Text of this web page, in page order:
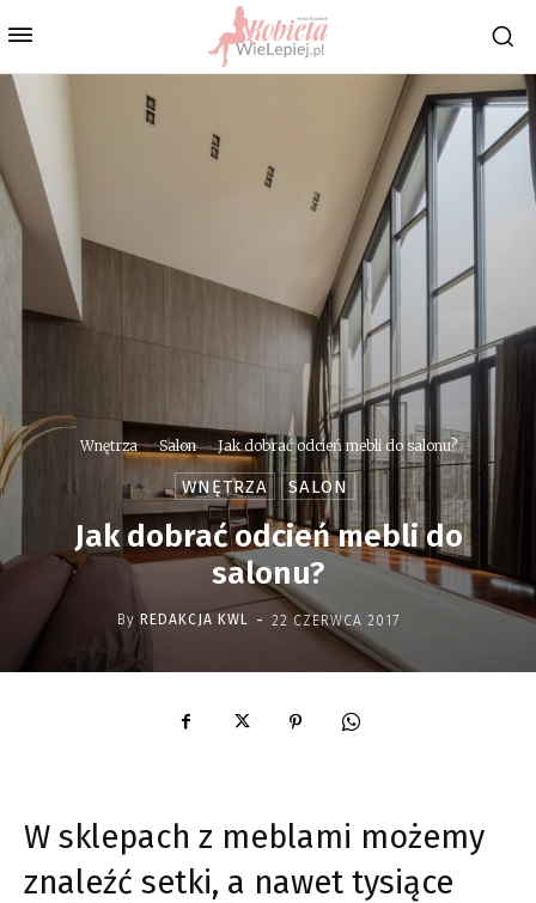
Wnętrza Salon Jak dobrać odcień mebli do salonu?
WNĘTRZA SALON
Jak dobrać odcień mebli do
salonu?
By REDAKCJA KWL - 22 CZERWCA 2017
W sklepach z meblami możemy
znaleźć setki, a nawet tysiące